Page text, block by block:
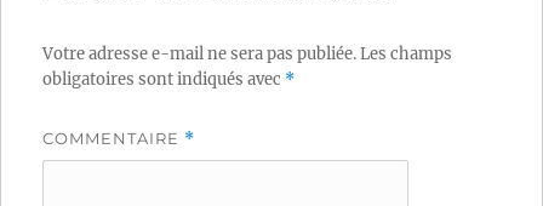
Votre adresse e-mail ne sera pas publiée.Les champs
obligatoires sont indiqués avec *
COMMENTAIRE *